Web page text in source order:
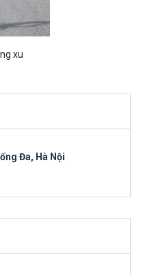
xu
Đa, Hà Nội